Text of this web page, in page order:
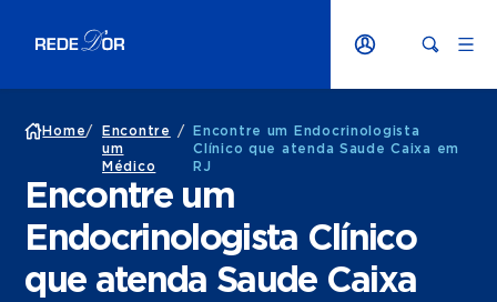
Home/
Encontre
um
Médico
/
Encontre um Endocrinologista
Clínico que atenda Saude Caixa em
RJ
Encontre um
Endocrinologista Clínico
que atenda Saude Caixa